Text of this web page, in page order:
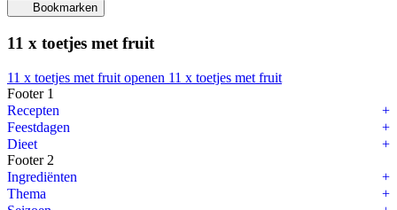
Bookmarken
11 x toetjes met fruit
11 x toetjes met fruit openen 11 x toetjes met fruit
Bakken met kinderen: 10 lekkere recepten
Koekjes versieren, broodjes bakken, lekkere cupcakes maken en
1. Makkelijke chocoladetruffels
Klik hier
Footer 1
Recepten
Feestdagen
Dieet
Footer 2
Ingrediënten
Thema